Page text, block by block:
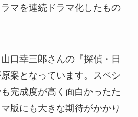
マを連続ドラマ化したもの
口幸三郎さんの『探偵・日
案となっています。スペシ
完成度が高く面白かったた
版にも大きな期待がかかり